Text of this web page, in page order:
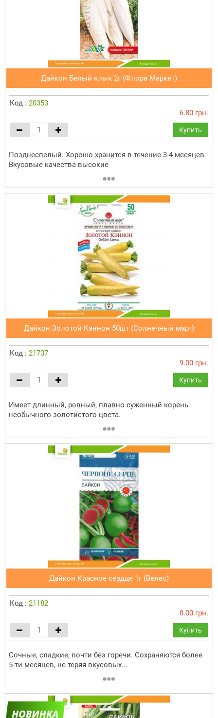
Дайкон Белый клык 2г (Флора Маркет)
Код : 20353
6.80 грн.
Купить
Позднеспелый. Хорошо хранится в течение 3-4 месяцев.
Вкусовые качества высокие
Дайкон Золотой Кэннон 50шт (Солнечный март)
Код : 21737
9.00 грн.
Купить
Имеет длинный, ровный, плавно суженный корень
необычного золотистого цвета.
Дайкон Красное сердце 1г (Велес)
Код : 21182
8.00 грн.
Купить
Сочные, сладкие, почти без горечи. Сохраняются более
5-ти месяцев, не теряя вкусовых...